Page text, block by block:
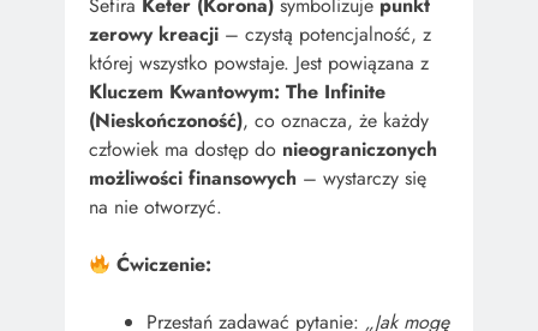
Sefira Keter (Korona) symbolizuje punkt
zerowy kreacji – czystą potencjalność, z
której wszystko powstaje. Jest powiązana z
Kluczem Kwantowym: The Infinite
(Nieskończoność), co oznacza, że każdy
człowiek ma dostęp do nieograniczonych
możliwości finansowych – wystarczy się
na nie otworzyć.
Ćwiczenie:
Przestań zadawać pytanie: „Jak mogę